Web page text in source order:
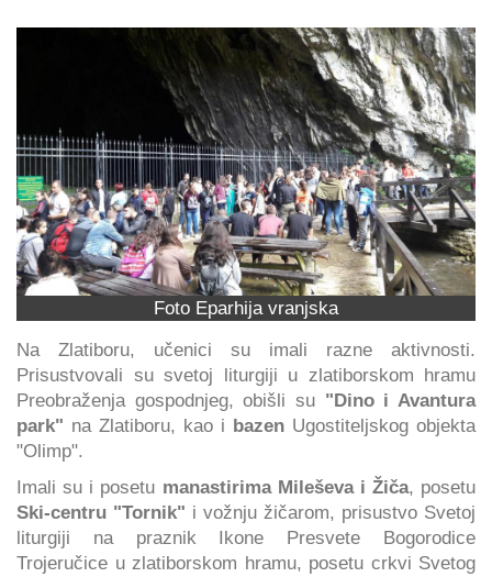
Foto Eparhija vranjska
Na Zlatiboru, učenici su imali razne aktivnosti.
Prisustvovali su svetoj liturgiji u zlatiborskom hramu
Preobraženja gospodnjeg, obišli su "Dino i Avantura
park" na Zlatiboru, kao i bazen Ugostiteljskog objekta
"Olimp".
Imali su i posetu manastirima Mileševa i Žiča, posetu
Ski-centru "Tornik" i vožnju žičarom, prisustvo Svetoj
liturgiji na praznik Ikone Presvete Bogorodice
Trojeručice u zlatiborskom hramu, posetu crkvi Svetog